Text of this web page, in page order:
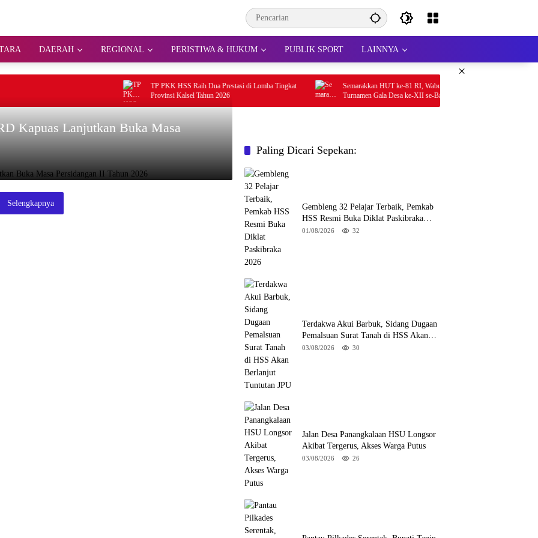
DAERAH REGIONAL PERISTIWA & HUKUM PUBLIK SPORT LAINNYA
×
TP PKK HSS Raih Dua Prestasi di Lomba Tingkat
Provinsi Kalsel Tahun 2026
Semarakkan HUT ke-81 RI, Wabup HSS Buka
Turnamen Gala Desa ke-XII se-Bamban
Kapuas Lanjutkan Buka Masa
Selengkapnya
Paling Dicari Sepekan:
Gembleng 32 Pelajar Terbaik, Pemkab
HSS Resmi Buka Diklat Paskibraka
2026
01/08/2026 32
Terdakwa Akui Barbuk, Sidang Dugaan
Pemalsuan Surat Tanah di HSS Akan
Berlanjut Tuntutan JPU
03/08/2026 30
Jalan Desa Panangkalaan HSU Longsor
Akibat Tergerus, Akses Warga Putus
03/08/2026 26